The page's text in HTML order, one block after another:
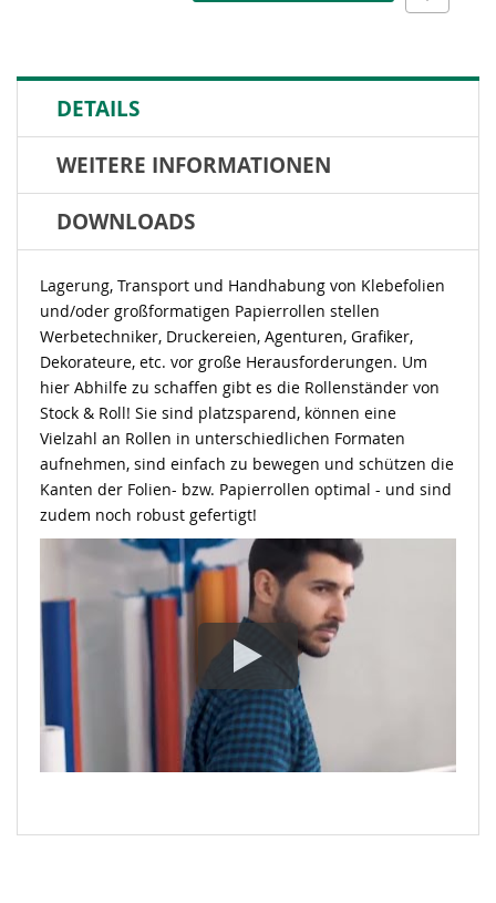
DETAILS
WEITERE INFORMATIONEN
DOWNLOADS
Lagerung, Transport und Handhabung von Klebefolien
und/oder großformatigen Papierrollen stellen
Werbetechniker, Druckereien, Agenturen, Grafiker,
Dekorateure, etc. vor große Herausforderungen. Um
hier Abhilfe zu schaffen gibt es die Rollenständer von
Stock & Roll! Sie sind platzsparend, können eine
Vielzahl an Rollen in unterschiedlichen Formaten
aufnehmen, sind einfach zu bewegen und schützen die
Kanten der Folien- bzw. Papierrollen optimal - und sind
zudem noch robust gefertigt!